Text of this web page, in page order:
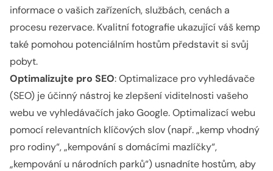
informace o vašich zařízeních, službách, cenách a
procesu rezervace. Kvalitní fotografie ukazující váš kemp
také pomohou potenciálním hostům představit si svůj
pobyt.
Optimalizujte pro SEO: Optimalizace pro vyhledávače
(SEO) je účinný nástroj ke zlepšení viditelnosti vašeho
webu ve vyhledávačích jako Google. Optimalizací webu
pomocí relevantních klíčových slov (např. „kemp vhodný
pro rodiny“, „kempování s domácími mazlíčky“,
„kempování u národních parků“) usnadníte hostům, aby